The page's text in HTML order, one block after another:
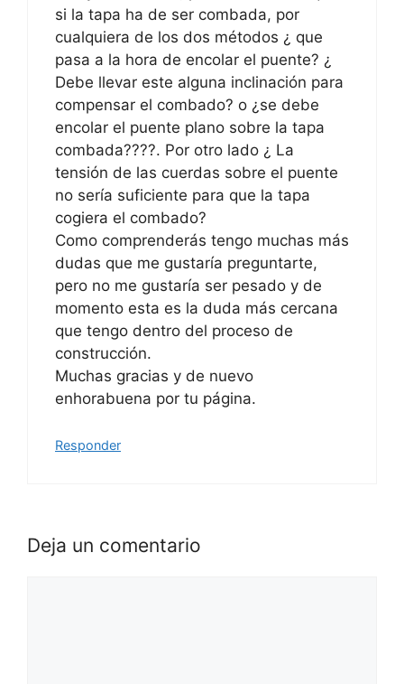
si la tapa ha de ser combada, por
cualquiera de los dos métodos ¿ que
pasa a la hora de encolar el puente? ¿
Debe llevar este alguna inclinación para
compensar el combado? o ¿se debe
encolar el puente plano sobre la tapa
combada????. Por otro lado ¿ La
tensión de las cuerdas sobre el puente
no sería suficiente para que la tapa
cogiera el combado?
Como comprenderás tengo muchas más
dudas que me gustaría preguntarte,
pero no me gustaría ser pesado y de
momento esta es la duda más cercana
que tengo dentro del proceso de
construcción.
Muchas gracias y de nuevo
enhorabuena por tu página.
Responder
Deja un comentario